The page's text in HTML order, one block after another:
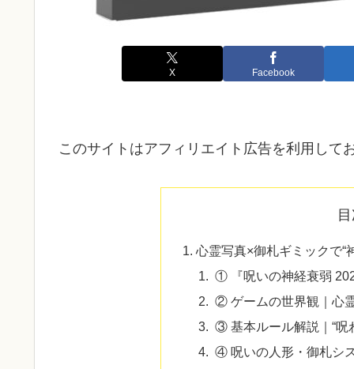
X Facebook
このサイトはアフィリエイト広告を利用して
心霊写真×御札ギミックで“
① 『呪いの神経衰弱
② ゲームの世界観｜心
③ 基本ルール解説｜“呪
④ 呪いの人形・御札シ